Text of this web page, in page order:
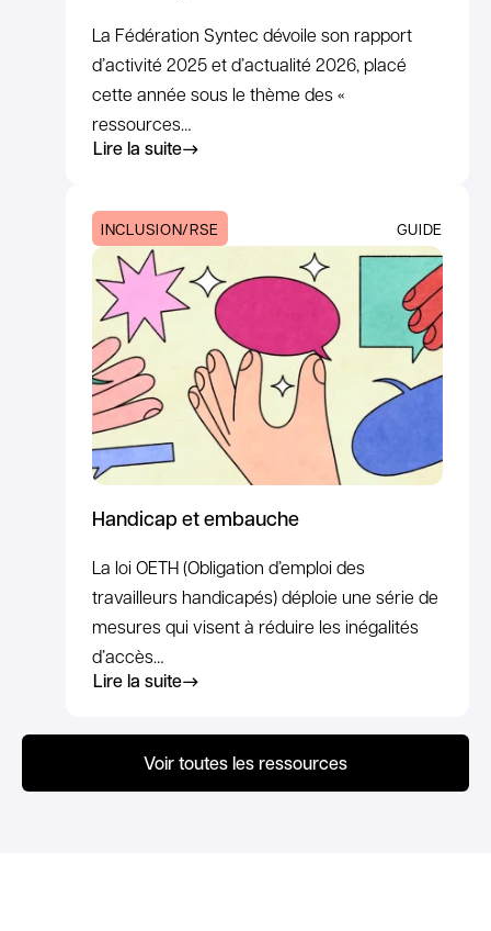
La Fédération Syntec dévoile son rapport
d’activité 2025 et d’actualité 2026, placé
cette année sous le thème des «
ressources…
Lire la suite
INCLUSION/RSE GUIDE
Handicap et embauche
La loi OETH (Obligation d’emploi des
travailleurs handicapés) déploie une série de
mesures qui visent à réduire les inégalités
d’accès…
Lire la suite
Voir toutes les ressources